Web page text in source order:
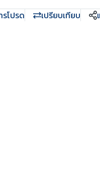
รโปรด
เปรียบเทียบ